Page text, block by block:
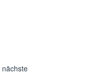
nächste